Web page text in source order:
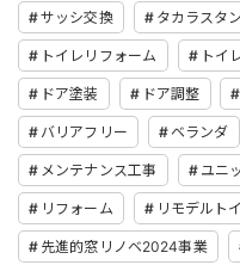
サッシ交換 タカラスタ
トイレリフォーム トイ
ドア塗装 ドア調整
バリアフリー ベランダ
メンテナンス工事 ユニ
リフォーム リモデルト
先進的窓リノベ2024事業